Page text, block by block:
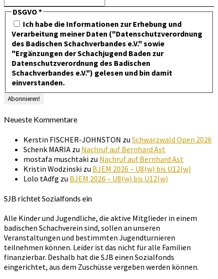
DSGVO*
Ich habe die Informationen zur Erhebung und
Verarbeitung meiner Daten ("Datenschutzverordnung
des Badischen Schachverbandes e.V." sowie
"Ergänzungen der Schachjugend Baden zur
Datenschutzverordnung des Badischen
Schachverbandes e.V.") gelesen und bin damit
einverstanden.
Neueste Kommentare
Kerstin FISCHER-JOHNSTON zu Schwarzwald Open 2026
Schenk MARIA zu Nachruf auf Bernhard Ast
mostafa muschtaki zu Nachruf auf Bernhard Ast
Kristin Wodzinski zu BJEM 2026 – U8(w) bis U12(w)
Lolo tAdfg zu BJEM 2026 – U8(w) bis U12(w)
SJB richtet Sozialfonds ein
Alle Kinder und Jugendliche, die aktive Mitglieder in einem
badischen Schachverein sind, sollen an unseren
Veranstaltungen und bestimmten Jugendturnieren
teilnehmen können. Leider ist das nicht für alle Familien
finanzierbar. Deshalb hat die SJB einen Sozialfonds
eingerichtet, aus dem Zuschüsse vergeben werden können.